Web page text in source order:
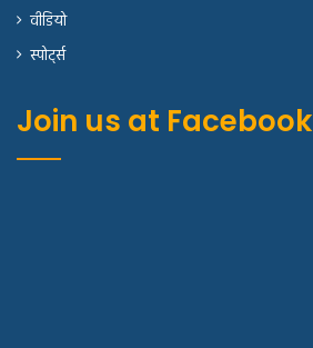
वीडियो
स्पोर्ट्स
Join us at Facebook